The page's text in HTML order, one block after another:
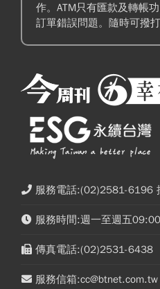
作。ATM只有匯款及轉帳
訂單錯誤問題。隨時可撥
服務電話:(02)2581-6196
服務時間:週一至週五
傳真電話:(02)2531-6438
服務信箱:cc@btnet.com.tw